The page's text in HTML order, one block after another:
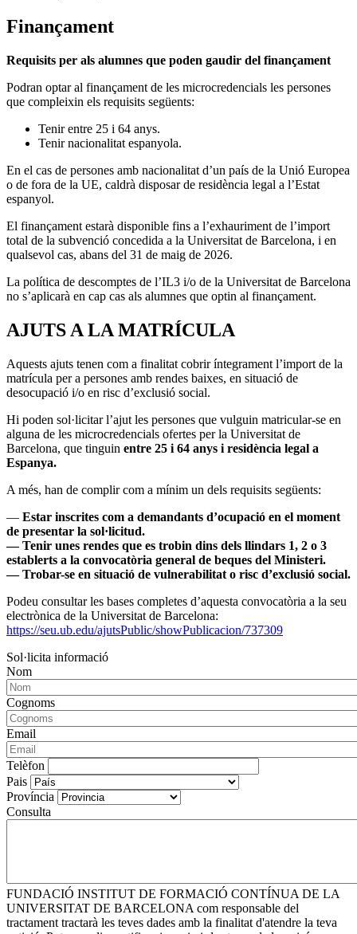
Finançament
Requisits per als alumnes que poden gaudir del finançament
Podran optar al finançament de les microcredencials les persones
que compleixin els requisits següents:
Tenir entre 25 i 64 anys.
Tenir nacionalitat espanyola.
En el cas de persones amb nacionalitat d’un país de la Unió Europea
o de fora de la UE, caldrà disposar de residència legal a l’Estat
espanyol.
El finançament estarà disponible fins a l’exhauriment de l’import
total de la subvenció concedida a la Universitat de Barcelona, i en
qualsevol cas, abans del 31 de maig de 2026.
La política de descomptes de l’IL3 i/o de la Universitat de Barcelona
no s’aplicarà en cap cas als alumnes que optin al finançament.
AJUTS A LA MATRÍCULA
Aquests ajuts tenen com a finalitat cobrir íntegrament l’import de la
matrícula per a persones amb rendes baixes, en situació de
desocupació i/o en risc d’exclusió social.
Hi poden sol·licitar l’ajut les persones que vulguin matricular-se en
alguna de les microcredencials ofertes per la Universitat de
Barcelona, que tinguin entre 25 i 64 anys i residència legal a
Espanya.
A més, han de complir com a mínim un dels requisits següents:
— Estar inscrites com a demandants d’ocupació en el moment
de presentar la sol·licitud.
— Tenir unes rendes que es trobin dins dels llindars 1, 2 o 3
establerts a la convocatòria general de beques del Ministeri.
— Trobar-se en situació de vulnerabilitat o risc d’exclusió social.
Podeu consultar les bases completes d’aquesta convocatòria a la seu
electrònica de la Universitat de Barcelona:
https://seu.ub.edu/ajutsPublic/showPublicacion/737309
Sol·licita informació
Nom
Cognoms
Email
Telèfon
Pais
Província
Consulta
FUNDACIÓ INSTITUT DE FORMACIÓ CONTÍNUA DE LA
UNIVERSITAT DE BARCELONA com responsable del
tractament tractarà les teves dades amb la finalitat d'atendre la teva